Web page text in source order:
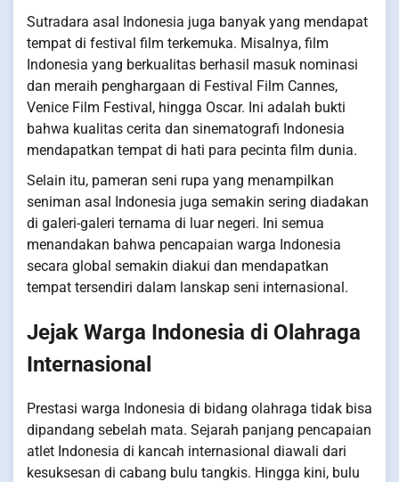
Sutradara asal Indonesia juga banyak yang mendapat
tempat di festival film terkemuka. Misalnya, film
Indonesia yang berkualitas berhasil masuk nominasi
dan meraih penghargaan di Festival Film Cannes,
Venice Film Festival, hingga Oscar. Ini adalah bukti
bahwa kualitas cerita dan sinematografi Indonesia
mendapatkan tempat di hati para pecinta film dunia.
Selain itu, pameran seni rupa yang menampilkan
seniman asal Indonesia juga semakin sering diadakan
di galeri-galeri ternama di luar negeri. Ini semua
menandakan bahwa pencapaian warga Indonesia
secara global semakin diakui dan mendapatkan
tempat tersendiri dalam lanskap seni internasional.
Jejak Warga Indonesia di Olahraga
Internasional
Prestasi warga Indonesia di bidang olahraga tidak bisa
dipandang sebelah mata. Sejarah panjang pencapaian
atlet Indonesia di kancah internasional diawali dari
kesuksesan di cabang bulu tangkis. Hingga kini, bulu